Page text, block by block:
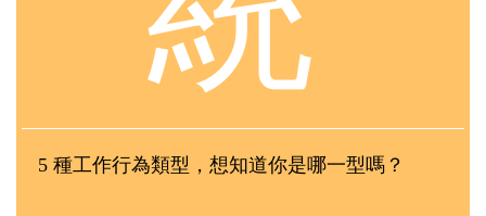
5 種工作行為類型，想知道你是哪一型嗎？